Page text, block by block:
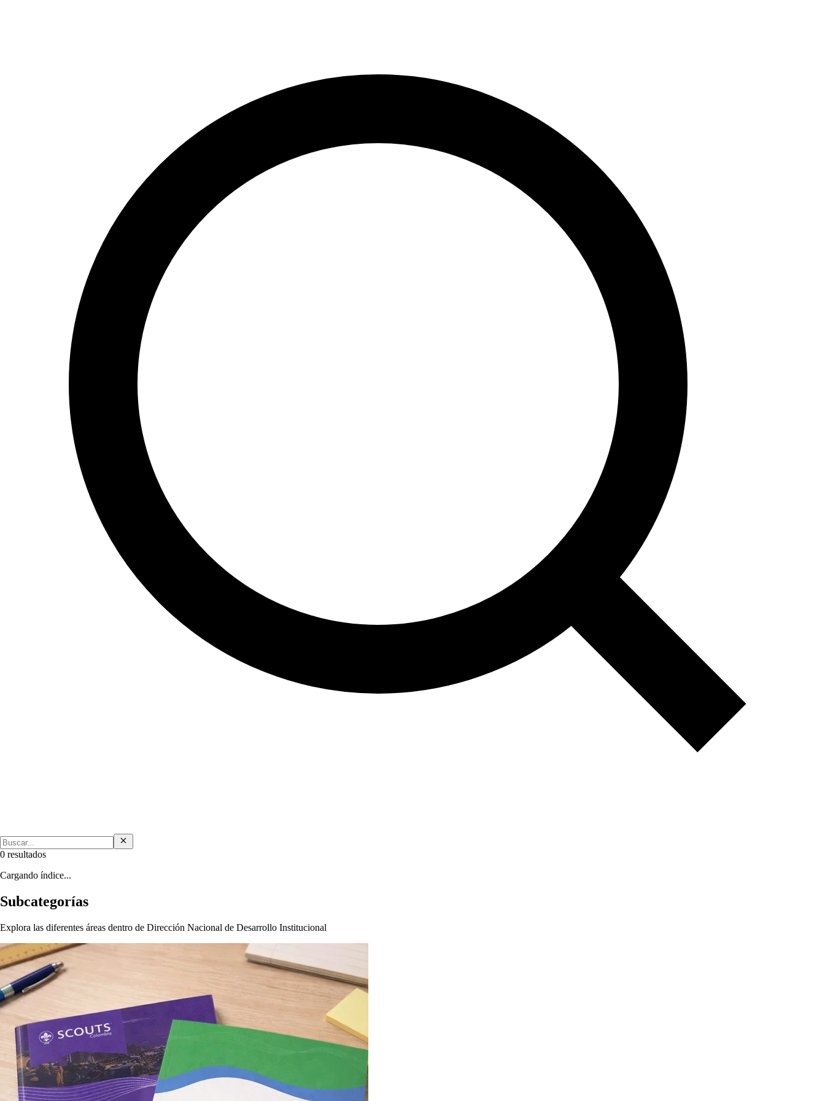
0 resultados
Cargando índice...
Subcategorías
Explora las diferentes áreas dentro de Dirección Nacional de Desarrollo Institucional